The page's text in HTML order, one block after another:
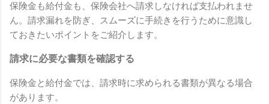
保険金も給付金も、保険会社へ請求しなければ支払われませ
ん。請求漏れを防ぎ、スムーズに手続きを行うために意識し
ておきたいポイントをご紹介します。
請求に必要な書類を確認する
保険金と給付金では、請求時に求められる書類が異なる場合
があります。